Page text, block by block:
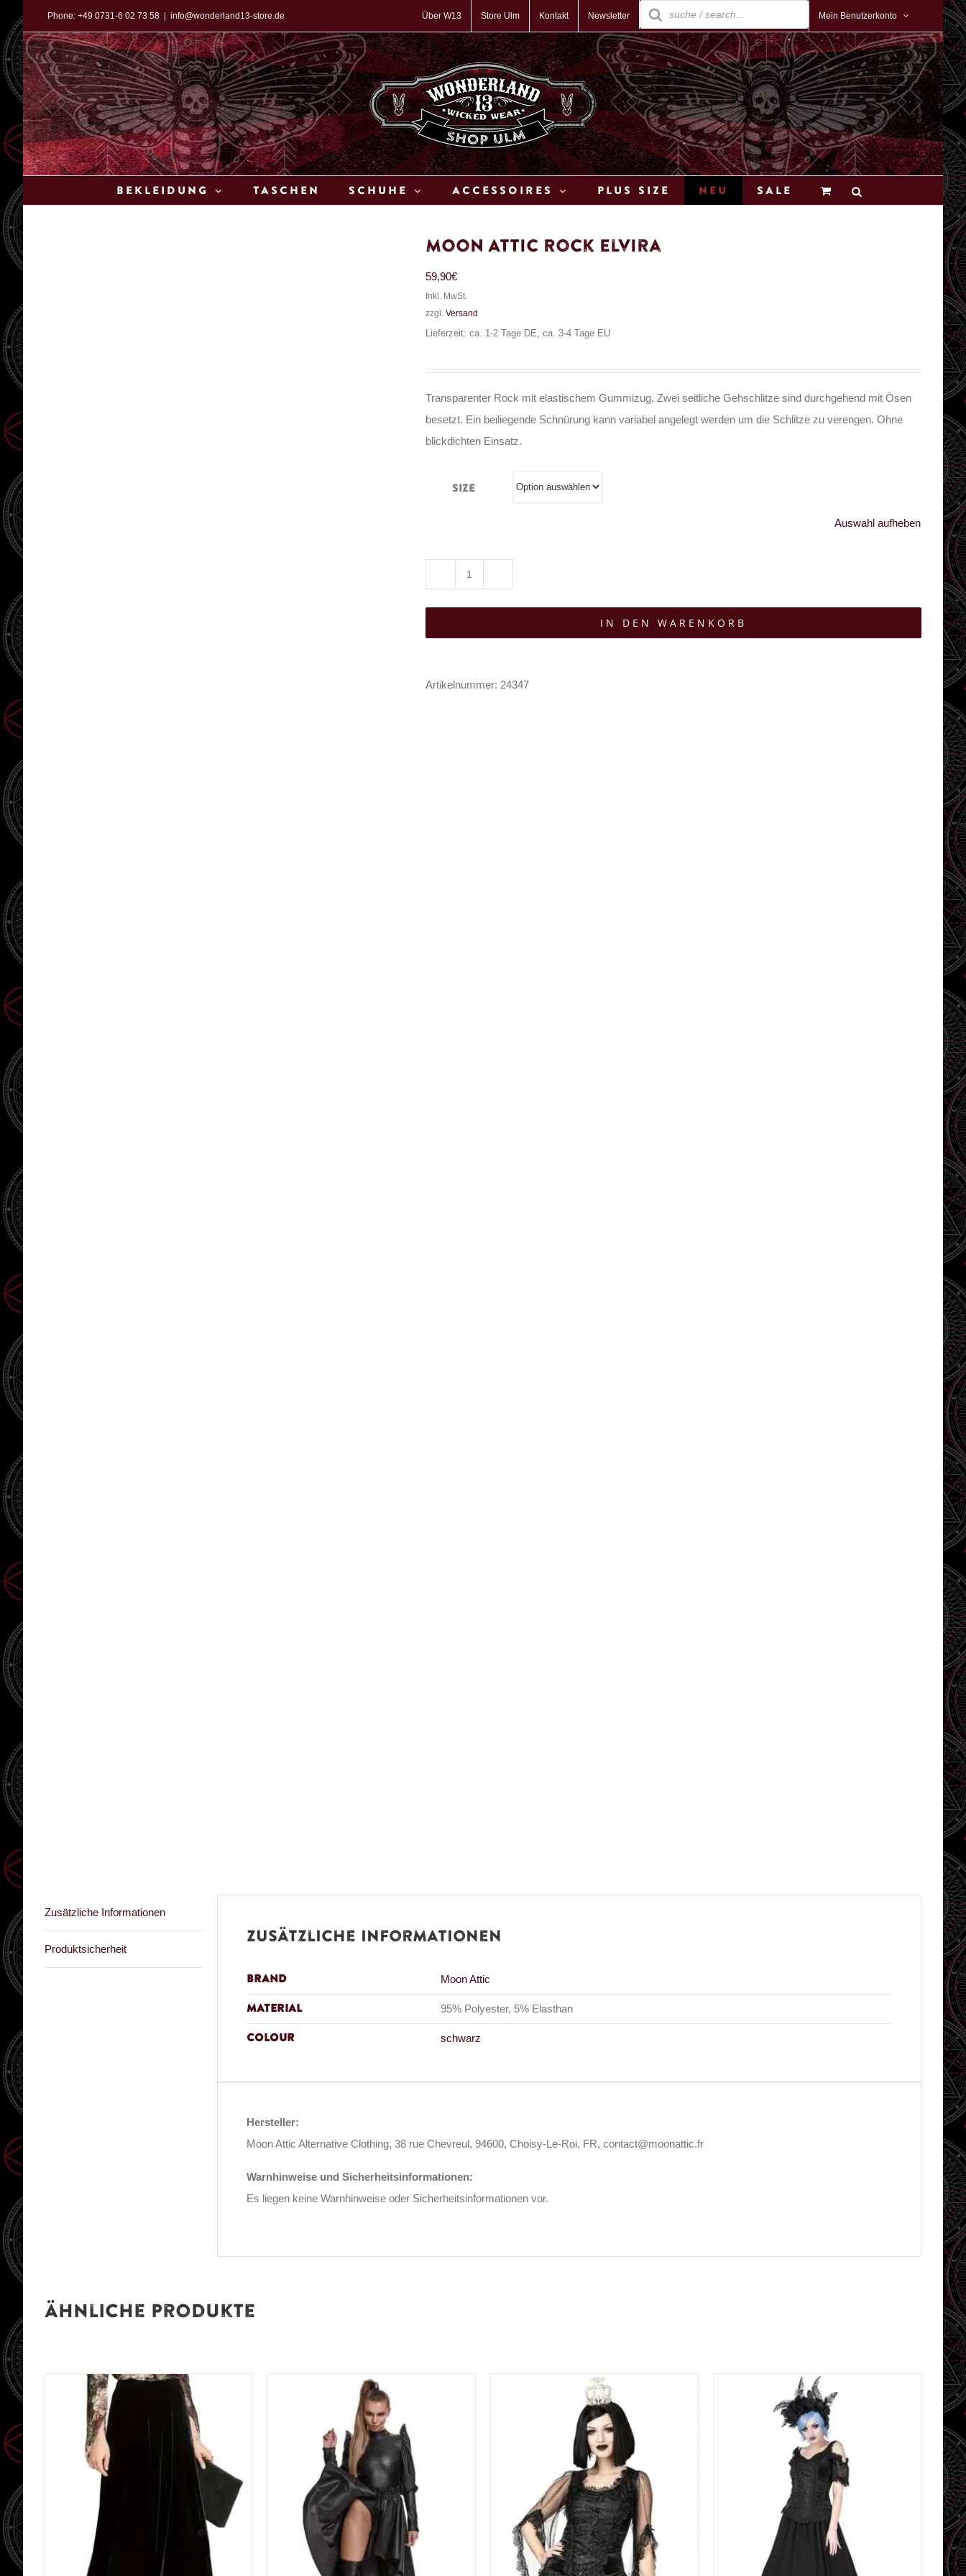
Inhalt
springen
Phone: +49 0731-6 02 73 58 info@wonderland13-store.de Über W13 Store Ulm Kontakt Newsletter
Products
search
Mein Benutzerkonto
Bekleidung Taschen Schuhe Accessoires Plus Size Neu Sale
Moon Attic Rock Elvira
59,90€
Inkl. MwSt.
zzgl. Versand
Lieferzeit: ca. 1-2 Tage DE, ca. 3-4 Tage EU
Transparenter Rock mit elastischem Gummizug. Zwei seitliche Gehschlitze sind durchgehend mit Ösen
besetzt. Ein beiliegende Schnürung kann variabel angelegt werden um die Schlitze zu verengen. Ohne
blickdichten Einsatz.
Size
Auswahl aufheben
Attic
IN DEN WARENKORB
Artikelnummer: 24347
Zusätzliche Informationen
Produktsicherheit
Zusätzliche Informationen
Brand Moon Attic
Material 95% Polyester, 5% Elasthan
Colour schwarz
Hersteller:
Moon Attic Alternative Clothing, 38 rue Chevreul, 94600, Choisy-Le-Roi, FR, contact@moonattic.fr
Warnhinweise und Sicherheitsinformationen:
Es liegen keine Warnhinweise oder Sicherheitsinformationen vor.
Ähnliche Produkte